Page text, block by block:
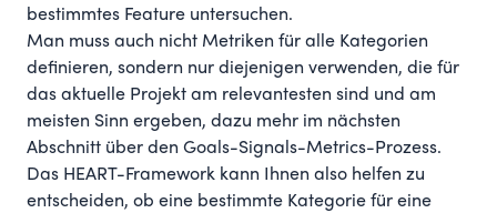
bestimmtes Feature untersuchen.
Man muss auch nicht Metriken für alle Kategorien
definieren, sondern nur diejenigen verwenden, die für
das aktuelle Projekt am relevantesten sind und am
meisten Sinn ergeben, dazu mehr im nächsten
Abschnitt über den Goals-Signals-Metrics-Prozess.
Das HEART-Framework kann Ihnen also helfen zu
entscheiden, ob eine bestimmte Kategorie für eine